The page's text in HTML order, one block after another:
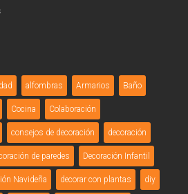
alfombras Armarios Baño
Cocina Colaboración
consejos de decoración decoración
de paredes Decoración Infantil
Navideña decorar con plantas diy